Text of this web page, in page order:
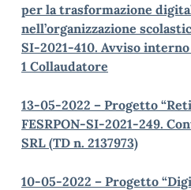
per la trasformazione
nell’organizzazione
SI-2021-410. Avviso
1 Collaudatore
13-05-2022 – Progetto “Reti
FESRPON-SI-2021-249.
SRL (TD n. 2137973)
10-05-2022 – Progetto